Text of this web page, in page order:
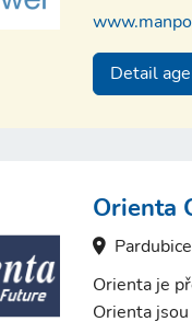
Detail
Orienta
Orienta je
Orienta